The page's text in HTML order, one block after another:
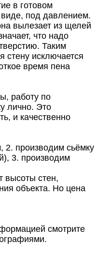
в готовом
под давлением.
вылезает из щелей
что надо
Таким
стену исключается
время пена
работу по
лично. Это
и качественно
2. производим сьёмку
3. производим
высоты стен,
объекта. Но цена
смотрите